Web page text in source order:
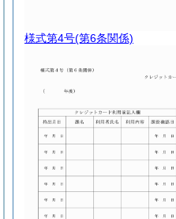
様式第4号(第6条関係)